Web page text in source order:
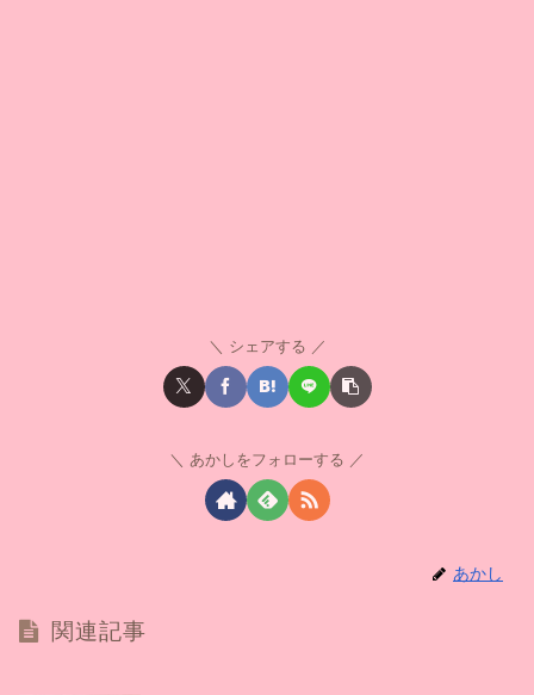
シェアする
あかしをフォローする
あかし
関連記事